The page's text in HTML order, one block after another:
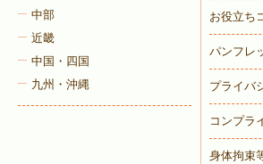
中部
近畿
中国・四国
九州・沖縄
お役立ち
パンフレ
プライバ
コンプラ
身体拘束